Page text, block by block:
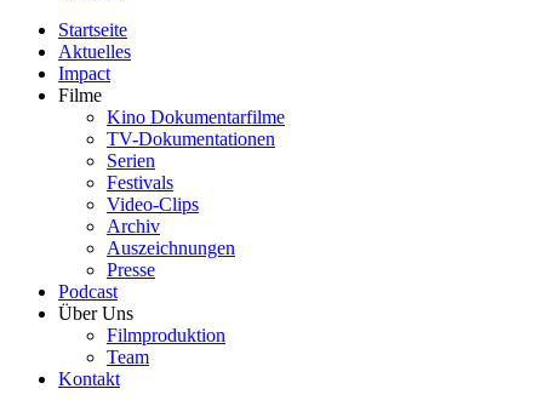
Startseite
Aktuelles
Impact
Filme
Kino Dokumentarfilme
TV-Dokumentationen
Serien
Festivals
Video-Clips
Archiv
Auszeichnungen
Presse
Podcast
Über Uns
Filmproduktion
Team
Kontakt